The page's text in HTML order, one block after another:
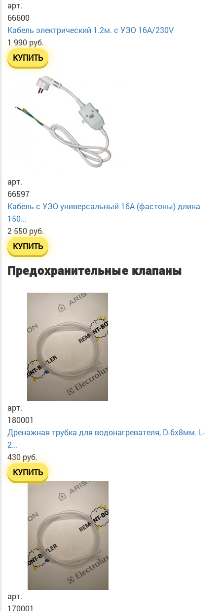
арт.
66600
Кабель электрический 1.2м. с УЗО 16А/230V
1 990 руб.
КУПИТЬ
арт.
66597
Кабель с УЗО универсальный 16А (фастоны) длина
150...
2 550 руб.
КУПИТЬ
Предохранительные клапаны
арт.
180001
Дренажная трубка для водонагревателя, D-6х8мм. L-
2...
430 руб.
КУПИТЬ
арт.
170001